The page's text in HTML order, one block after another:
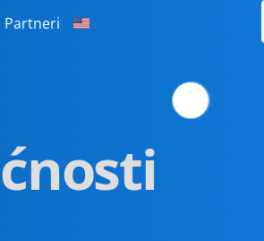
Partneri